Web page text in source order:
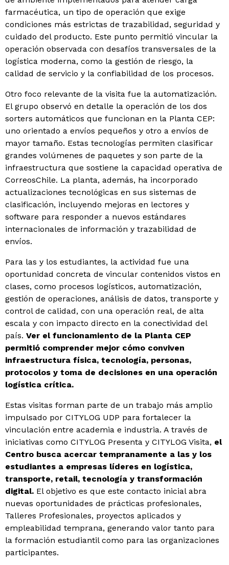
farmacéutica, un tipo de operación que exige
condiciones más estrictas de trazabilidad, seguridad y
cuidado del producto. Este punto permitió vincular la
operación observada con desafíos transversales de la
logística moderna, como la gestión de riesgo, la
calidad de servicio y la confiabilidad de los procesos.
Otro foco relevante de la visita fue la automatización.
El grupo observó en detalle la operación de los dos
sorters automáticos que funcionan en la Planta CEP:
uno orientado a envíos pequeños y otro a envíos de
mayor tamaño. Estas tecnologías permiten clasificar
grandes volúmenes de paquetes y son parte de la
infraestructura que sostiene la capacidad operativa de
CorreosChile. La planta, además, ha incorporado
actualizaciones tecnológicas en sus sistemas de
clasificación, incluyendo mejoras en lectores y
software para responder a nuevos estándares
internacionales de información y trazabilidad de
envíos.
Para las y los estudiantes, la actividad fue una
oportunidad concreta de vincular contenidos vistos en
clases, como procesos logísticos, automatización,
gestión de operaciones, análisis de datos, transporte y
control de calidad, con una operación real, de alta
escala y con impacto directo en la conectividad del
país. Ver el funcionamiento de la Planta CEP
permitió comprender mejor cómo conviven
infraestructura física, tecnología, personas,
protocolos y toma de decisiones en una operación
logística crítica.
Estas visitas forman parte de un trabajo más amplio
impulsado por CITYLOG UDP para fortalecer la
vinculación entre academia e industria. A través de
iniciativas como CITYLOG Presenta y CITYLOG Visita, el
Centro busca acercar tempranamente a las y los
estudiantes a empresas líderes en logística,
transporte, retail, tecnología y transformación
digital. El objetivo es que este contacto inicial abra
nuevas oportunidades de prácticas profesionales,
Talleres Profesionales, proyectos aplicados y
empleabilidad temprana, generando valor tanto para
la formación estudiantil como para las organizaciones
participantes.